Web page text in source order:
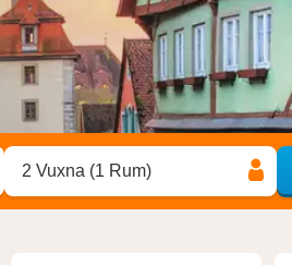
2 Vuxna (1 Rum)